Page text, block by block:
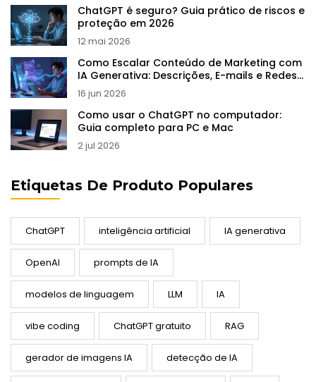
ChatGPT é seguro? Guia prático de riscos e
proteção em 2026
12 mai 2026
Como Escalar Conteúdo de Marketing com
IA Generativa: Descrições, E-mails e Redes
Sociais
16 jun 2026
Como usar o ChatGPT no computador:
Guia completo para PC e Mac
2 jul 2026
Etiquetas De Produto Populares
ChatGPT inteligência artificial IA generativa
OpenAI prompts de IA
modelos de linguagem LLM IA
vibe coding ChatGPT gratuito RAG
gerador de imagens IA detecção de IA